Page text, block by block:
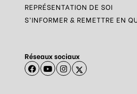
REPRÉSENTATION DE SOI
S’INFORMER & REMETTRE EN
Réseaux sociaux